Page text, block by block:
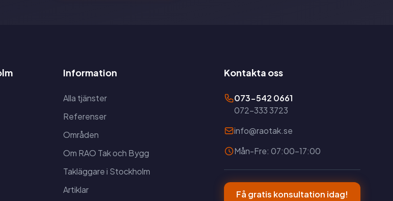
Information
Alla tjänster
Referenser
Områden
Om RAO Tak och Bygg
Takläggare i Stockholm
Artiklar
Kontakta oss
073-542 0661
072-333 3723
info@raotak.se
Mån-Fre: 07:00-17:00
Få gratis konsultation idag!